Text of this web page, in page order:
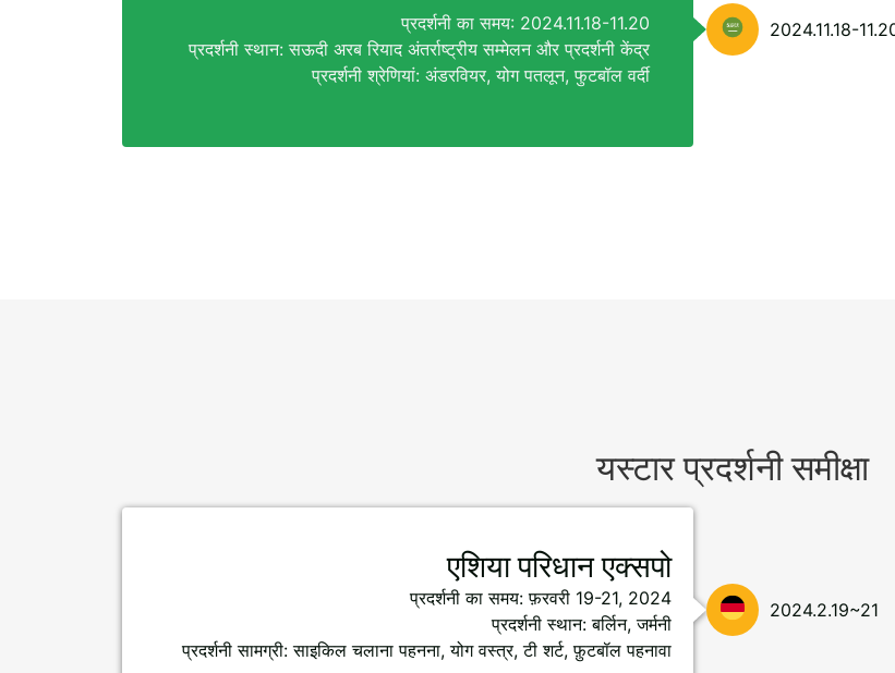
प्रदर्शनी का समय: 2024.11.18-11.20
प्रदर्शनी स्थान: सऊदी अरब रियाद अंतर्राष्ट्रीय सम्मेलन और प्रदर्शनी केंद्र
प्रदर्शनी श्रेणियां: अंडरवियर, योग पतलून, फुटबॉल वर्दी
2024.11.18-
यस्टार प्रदर्शनी समीक्षा
एशिया परिधान एक्सपो
प्रदर्शनी का समय: फ़रवरी 19-21, 2024
प्रदर्शनी स्थान: बर्लिन, जर्मनी
प्रदर्शनी सामग्री: साइकिल चलाना पहनना, योग वस्त्र, टी शर्ट, फ़ुटबॉल पहनावा
2024.2.19~21